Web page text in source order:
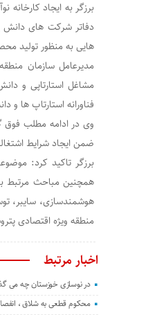
برزگر به ایجاد کارخانه
دفاتر شرکت های دانش
هایی به منظور تولید
مدیرعامل سازمان
مشاغل استارتاپی و
فناورانه استارتاپ ها و
وی در ادامه مطلب فوق
ضمن ایجاد شرایط
همچنین مباحث مرتبط
هوشمندسازی، سایبر،
منطقه ویژه اقتصادی
اخبار مرتبط
در نوسازی خوزستان چه می
محکوم قطعی به شلاق ،